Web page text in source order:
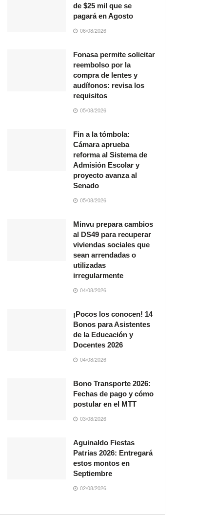
de $25 mil que se
pagará en Agosto
06/08/2026
Fonasa permite solicitar
reembolso por la
compra de lentes y
audífonos: revisa los
requisitos
05/08/2026
Fin a la tómbola:
Cámara aprueba
reforma al Sistema de
Admisión Escolar y
proyecto avanza al
Senado
05/08/2026
Minvu prepara cambios
al DS49 para recuperar
viviendas sociales que
sean arrendadas o
utilizadas
irregularmente
04/08/2026
¡Pocos los conocen! 14
Bonos para Asistentes
de la Educación y
Docentes 2026
04/08/2026
Bono Transporte 2026:
Fechas de pago y cómo
postular en el MTT
03/08/2026
Aguinaldo Fiestas
Patrias 2026: Entregará
estos montos en
Septiembre
02/08/2026